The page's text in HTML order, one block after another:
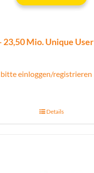
23,50 Mio. Unique User
bitte einloggen/registrieren
Details